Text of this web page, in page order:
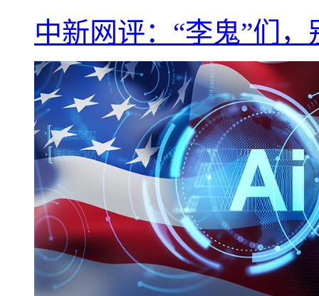
中新网评：“李鬼”们